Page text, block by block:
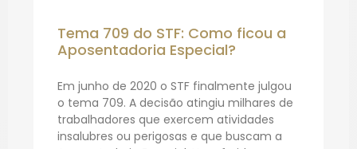
Tema 709 do STF: Como ficou a
Aposentadoria Especial?
Em junho de 2020 o STF finalmente julgou
o tema 709. A decisão atingiu milhares de
trabalhadores que exercem atividades
insalubres ou perigosas e que buscam a